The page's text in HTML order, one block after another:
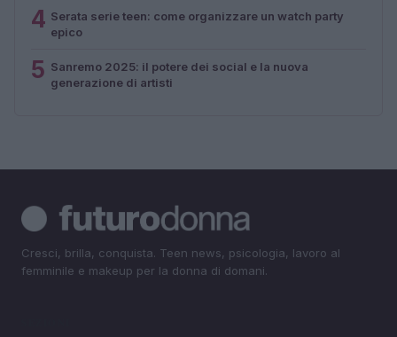
4 Serata serie teen: come organizzare un watch party
epico
5 Sanremo 2025: il potere dei social e la nuova
generazione di artisti
Cresci, brilla, conquista. Teen news, psicologia, lavoro al
femminile e makeup per la donna di domani.